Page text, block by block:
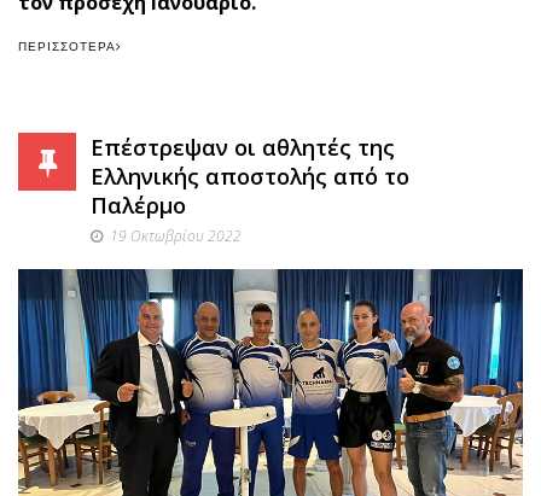
ΠΕΡΙΣΣΌΤΕΡΑ
Επέστρεψαν οι αθλητές της
Ελληνικής αποστολής από το
Παλέρμο
19 Οκτωβρίου 2022